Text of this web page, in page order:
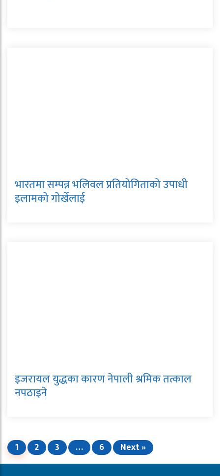
भारतमा सम्पन्न भलिवल प्रतियोगिताको उपाधी
इलामको गोर्खेलाई
इजरायल युद्धका कारण नेपाली श्रमिक तत्काल
नपठाइने
1 2 3 … 6 Next »